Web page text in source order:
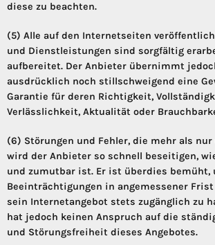
diese zu beachten.
(5) Alle auf den Internetseiten
und Dienstleistungen sind sorgfältig
aufbereitet. Der Anbieter übernimmt
ausdrücklich noch stillschweigend eine
Garantie für deren Richtigkeit,
Verlässlichkeit, Aktualität oder
(6) Störungen und Fehler, die mehr als
wird der Anbieter so schnell beseitigen,
und zumutbar ist. Er ist überdies bemüht,
Beeinträchtigungen in angemessener
sein Internetangebot stets zugänglich zu
hat jedoch keinen Anspruch auf die
und Störungsfreiheit dieses Angebotes.